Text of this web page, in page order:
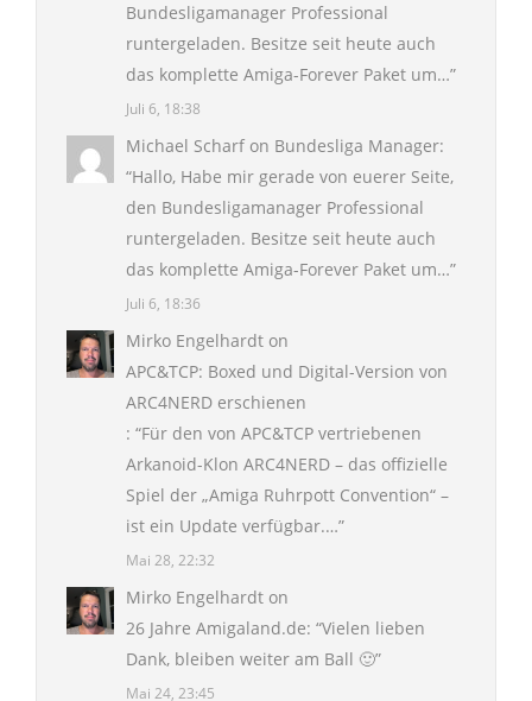
Bundesligamanager Professional
runtergeladen. Besitze seit heute auch
das komplette Amiga-Forever Paket um…”
Juli 6, 18:38
Michael Scharf on Bundesliga Manager:
“Hallo, Habe mir gerade von euerer Seite,
den Bundesligamanager Professional
runtergeladen. Besitze seit heute auch
das komplette Amiga-Forever Paket um…”
Juli 6, 18:36
Mirko Engelhardt on
APC&TCP: Boxed und Digital-Version von
ARC4NERD erschienen
: “Für den von APC&TCP vertriebenen
Arkanoid-Klon ARC4NERD – das offizielle
Spiel der „Amiga Ruhrpott Convention“ –
ist ein Update verfügbar.…”
Mai 28, 22:32
Mirko Engelhardt on
26 Jahre Amigaland.de: “Vielen lieben
Dank, bleiben weiter am Ball 🙂”
Mai 24, 23:45